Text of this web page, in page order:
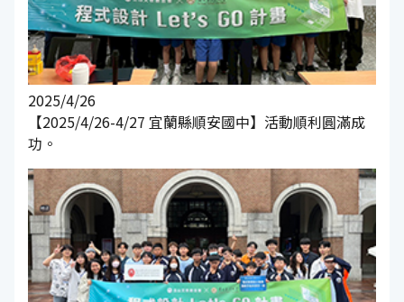
2025/4/26
【2025/4/26-4/27 宜蘭縣順安國中】活動順利圓滿成
功。